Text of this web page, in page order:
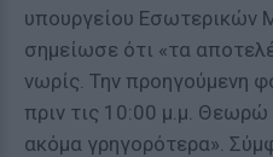
υπουργείου Εσωτερικών
σημείωσε ότι «τα
νωρίς. Την προηγούμενη
πριν τις 10:00 μ.μ.
ακόμα γρηγορότερα».